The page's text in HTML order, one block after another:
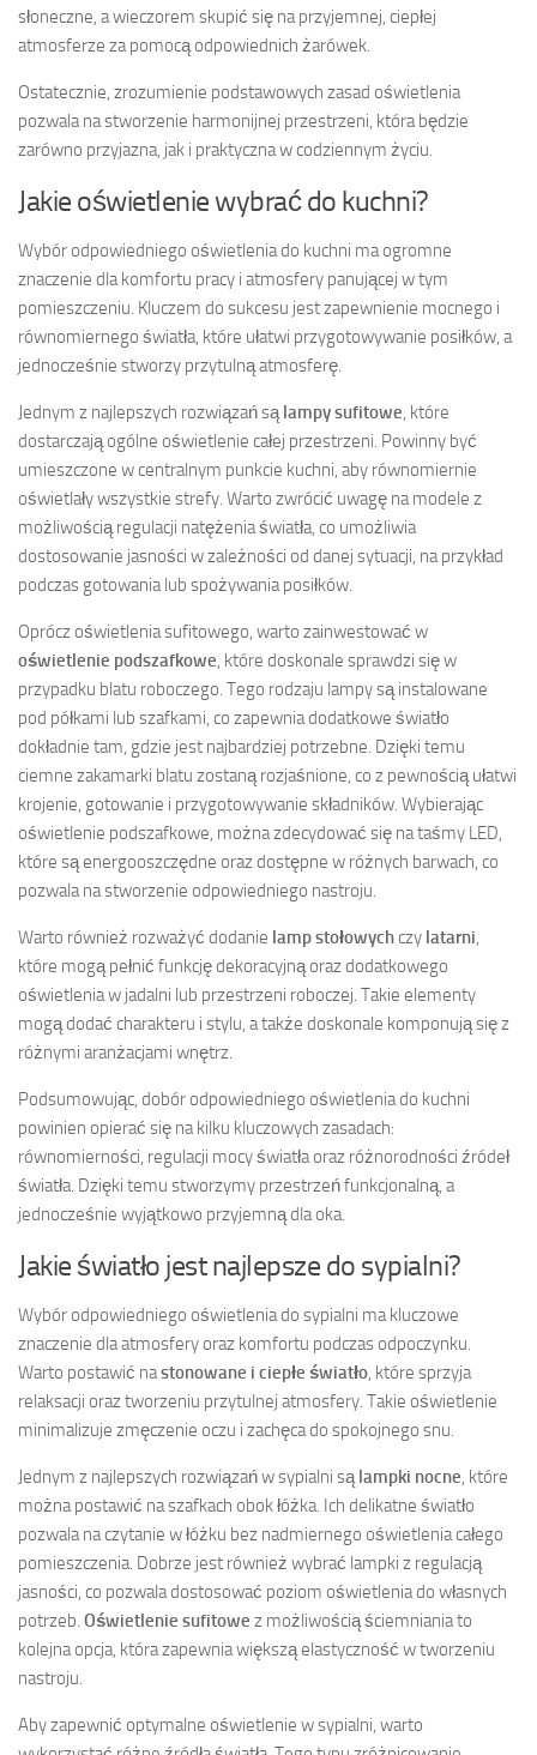
słoneczne, a wieczorem skupić się na przyjemnej, ciepłej
atmosferze za pomocą odpowiednich żarówek.
Ostatecznie, zrozumienie podstawowych zasad oświetlenia
pozwala na stworzenie harmonijnej przestrzeni, która będzie
zarówno przyjazna, jak i praktyczna w codziennym życiu.
Jakie oświetlenie wybrać do kuchni?
Wybór odpowiedniego oświetlenia do kuchni ma ogromne
znaczenie dla komfortu pracy i atmosfery panującej w tym
pomieszczeniu. Kluczem do sukcesu jest zapewnienie mocnego i
równomiernego światła, które ułatwi przygotowywanie posiłków, a
jednocześnie stworzy przytulną atmosferę.
Jednym z najlepszych rozwiązań są lampy sufitowe , które
dostarczają ogólne oświetlenie całej przestrzeni. Powinny być
umieszczone w centralnym punkcie kuchni, aby równomiernie
oświetlały wszystkie strefy. Warto zwrócić uwagę na modele z
możliwością regulacji natężenia światła, co umożliwia
dostosowanie jasności w zależności od danej sytuacji, na przykład
podczas gotowania lub spożywania posiłków.
Oprócz oświetlenia sufitowego, warto zainwestować w
oświetlenie podszafkowe , które doskonale sprawdzi się w
przypadku blatu roboczego. Tego rodzaju lampy są instalowane
pod półkami lub szafkami, co zapewnia dodatkowe światło
dokładnie tam, gdzie jest najbardziej potrzebne. Dzięki temu
ciemne zakamarki blatu zostaną rozjaśnione, co z pewnością ułatwi
krojenie, gotowanie i przygotowywanie składników. Wybierając
oświetlenie podszafkowe, można zdecydować się na taśmy LED,
które są energooszczędne oraz dostępne w różnych barwach, co
pozwala na stworzenie odpowiedniego nastroju.
Warto również rozważyć dodanie lamp stołowychczy latarni
które mogą pełnić funkcję dekoracyjną oraz dodatkowego
oświetlenia w jadalni lub przestrzeni roboczej. Takie elementy
mogą dodać charakteru i stylu, a także doskonale komponują się z
różnymi aranżacjami wnętrz.
Podsumowując, dobór odpowiedniego oświetlenia do kuchni
powinien opierać się na kilku kluczowych zasadach:
równomierności, regulacji mocy światła oraz różnorodności źródeł
światła. Dzięki temu stworzymy przestrzeń funkcjonalną, a
jednocześnie wyjątkowo przyjemną dla oka.
Jakie światło jest najlepsze do sypialni?
Wybór odpowiedniego oświetlenia do sypialni ma kluczowe
znaczenie dla atmosfery oraz komfortu podczas odpoczynku.
Warto postawić nastonowane i ciepłe światło , które sprzyja
relaksacji oraz tworzeniu przytulnej atmosfery. Takie oświetlenie
minimalizuje zmęczenie oczu i zachęca do spokojnego snu.
Jednym z najlepszych rozwiązań w sypialni są lampki nocne , które
można postawić na szafkach obok łóżka. Ich delikatne światło
pozwala na czytanie w łóżku bez nadmiernego oświetlenia całego
pomieszczenia. Dobrze jest również wybrać lampki z regulacją
jasności, co pozwala dostosować poziom oświetlenia do własnych
potrzeb. Oświetlenie sufitowe z możliwością ściemniania to
kolejna opcja, która zapewnia większą elastyczność w tworzeniu
nastroju.
Aby zapewnić optymalne oświetlenie w sypialni, warto